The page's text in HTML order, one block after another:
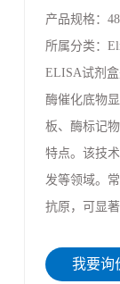
产品规格：
所属分类：
ELISA试剂
酶催化底物
板、酶标记
特点。该技
发等领域。
抗原，可显
我要询